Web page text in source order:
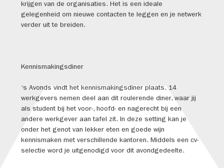
krijgen van de organisaties. Het is een ideale
gelegenheid om nieuwe contacten te leggen en je netwerk
verder uit te breiden.
Kennismakingsdiner
‘s Avonds vindt het kennismakingsdiner plaats. 14
werkgevers nemen deel aan dit roulerende diner, waar jij
als student bij het voor-, hoofd- en nagerecht bij een
andere werkgever aan tafel zit. In deze setting kan je
onder het genot van lekker eten en goede wijn
kennismaken met verschillende kantoren. Middels een cv-
selectie word je uitgenodigd voor dit avondgedeelte.